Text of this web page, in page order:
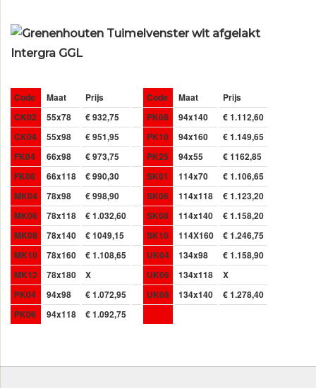
Code
CK02
CK04
FK04
FK06
MK04
MK06
MK08
MK10
MK12
PK04
PK06
Maat
55x78
55x98
66x98
66x118
78x98
78x118
78x140
78x160
78x180
94x98
94x118
Prijs
€ 932,75
€ 951,95
€ 973,75
€ 990,30
€ 998,90
€ 1.032,60
€ 1049,15
€ 1.108,65
X
€ 1.072,95
€ 1.092,75
Code
PK08
PK10
PK25
SK01
SK06
SK08
SK10
UK04
UK06
UK08
Maat
94x140
94x160
94x55
114x70
114x118
114x140
114X160
134x98
134x118
134x140
Prijs
€ 1.112,60
€ 1.149,65
€ 1162,85
€ 1.106,65
€ 1.123,20
€ 1.158,20
€ 1.246,75
€ 1.158,90
X
€ 1.278,40